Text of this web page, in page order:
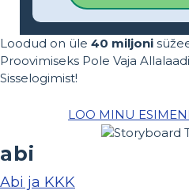
Loodud on üle 40 miljoni
Proovimiseks Pole Vaja
Sisselogimist!
LOO MINU
abi
Abi ja KKK